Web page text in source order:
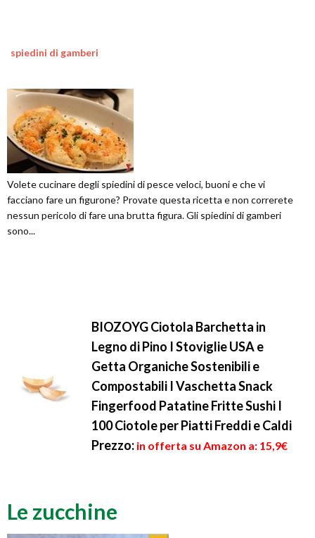
spiedini di gamberi
Volete cucinare degli spiedini di pesce veloci, buoni e che vi
facciano fare un figurone? Provate questa ricetta e non correrete
nessun pericolo di fare una brutta figura. Gli spiedini di gamberi
sono...
BIOZOYG Ciotola Barchetta in
Legno di Pino I Stoviglie USA e
Getta Organiche Sostenibili e
Compostabili I Vaschetta Snack
Fingerfood Patatine Fritte Sushi I
100 Ciotole per Piatti Freddi e Caldi
Prezzo: in offerta su Amazon a: 15,9€
Le zucchine